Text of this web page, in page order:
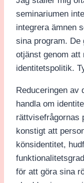
seminariumen
integrera ämnen
sina program. De
otjänst genom att
identitetspolitik.
Reduceringen
handla om
rättvisefrågornas
konstigt att
könsidentitet,
för att göra sina